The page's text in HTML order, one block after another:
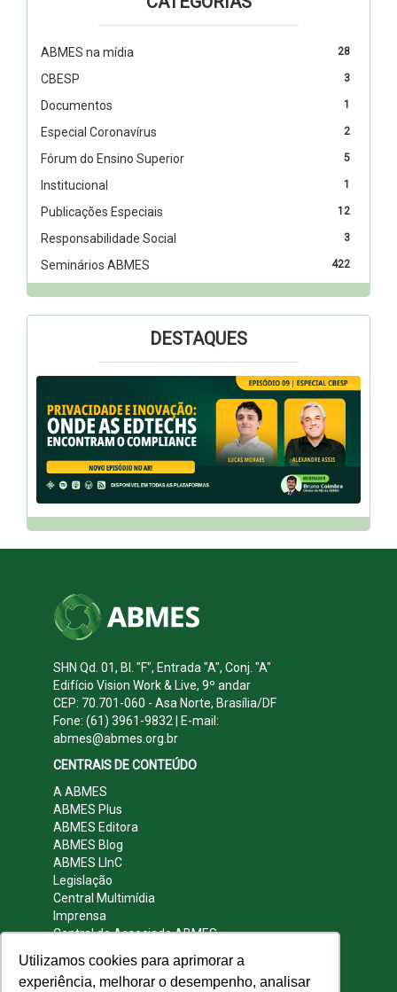
Utilizamos cookies para aprimorar a
experiência, melhorar o desempenho, analisar
28
ABMES na mídia
3
CBESP
1
Documentos
2
Especial Coronavírus
5
Fórum do Ensino Superior
1
Institucional
12
Publicações Especiais
3
Responsabilidade Social
422
Seminários ABMES
DESTAQUES
SHN Qd. 01, Bl. "F", Entrada "A", Conj. "A"
Edifício Vision Work & Live, 9º andar
CEP: 70.701-060 - Asa Norte, Brasília/DF
Fone: (61) 3961-9832 | E-mail:
abmes@abmes.org.br
CENTRAIS DE CONTEÚDO
A ABMES
ABMES Plus
ABMES Editora
ABMES Blog
ABMES LInC
Legislação
Central Multimídia
Imprensa
Central do Associado ABMES
REDES SOCIAIS